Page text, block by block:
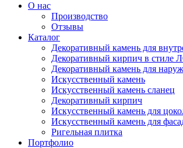
О нас
Производство
Отзывы
Каталог
Декоративный камень для
Декоративный кирпич в стиле
Декоративный камень для
Искусственный камень
Искусственный камень сланец
Декоративный кирпич
Искусственный камень для
Искусственный камень для
Ригельная плитка
Портфолио